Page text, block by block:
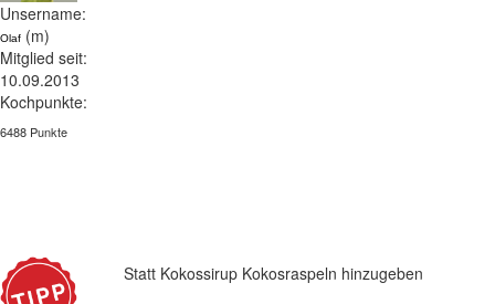
Unsername:
Olaf (m)
Mitglied seit:
10.09.2013
Kochpunkte:
6488 Punkte
Statt Kokossirup Kokosraspeln hinzugeben